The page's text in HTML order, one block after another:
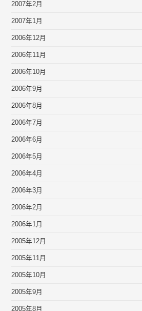
2007年2月
2007年1月
2006年12月
2006年11月
2006年10月
2006年9月
2006年8月
2006年7月
2006年6月
2006年5月
2006年4月
2006年3月
2006年2月
2006年1月
2005年12月
2005年11月
2005年10月
2005年9月
2005年8月